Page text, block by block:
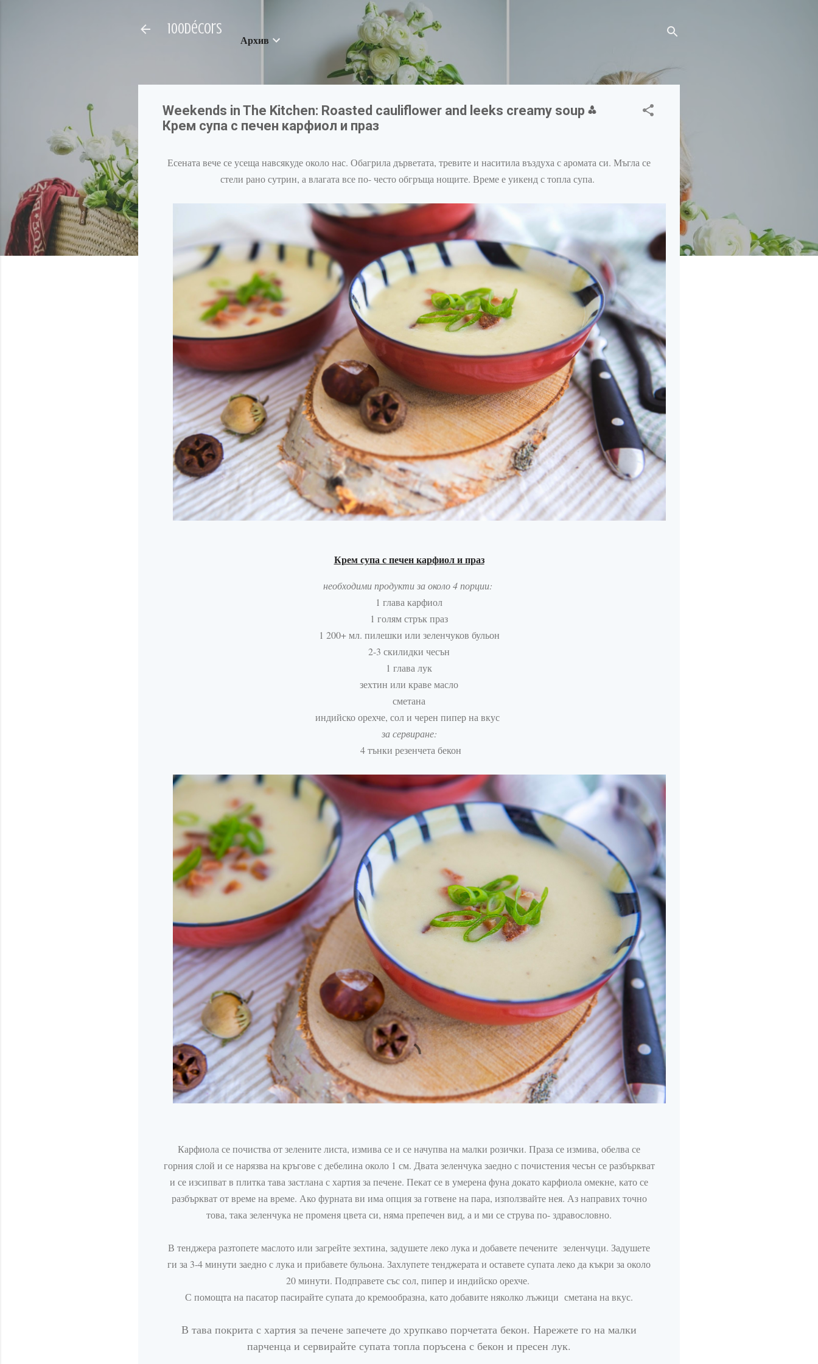
Пропускане към основното съдържание
100décors
Архив
Weekends in The Kitchen: Roasted cauliflower and leeks creamy soup ⁂
Крем супа с печен карфиол и праз
Есената вече се усеща навсякуде около нас. Обагрила дърветата, тревите и наситила въздуха с аромата си. Мъгла се
стели рано сутрин, а влагата все по- често обгръща нощите. Време е уикенд с топла супа.
Крем супа с печен карфиол и праз
необходими продукти за около 4 порции:
1 глава карфиол
1 голям стрък праз
1 200+мл. пилешки или зеленчуков бульон
2-3 скилидки чесън
1 глава лук
зехтин или краве масло
сметана
индийско орехче, сол и черен пипер на вкус
за сервиране:
4 тънки резенчета бекон
Карфиола се почиства от зелените листа, измива се и се начупва на малки розички. Праза се измива, обелва се
горния слой и се нарязва на кръгове с дебелина около 1 см. Двата зеленчука заедно с почистения чесън се разбъркват
и се изсипват в плитка тава застлана с хартия за печене. Пекат се в умерена фуна докато карфиола омекне, като се
разбъркват от време на време. Ако фурната ви има опция за готвене на пара, използвайте нея. Аз направих точно
това, така зеленчука не променя цвета си, няма препечен вид, а и ми се струва по- здравословно.
В тенджера разтопете маслото или загрейте зехтина, задушете леко лука и добавете печените зеленчуци. Задушете
ги за 3-4минути заедно с лука и прибавете бульона. Захлупете тенджерата и оставете супата леко да къкри за около
20минути. Подправете със сол, пипер и индийско орехче.
С помощта на пасаторпасирайте супата докремообразна, като добавите няколко лъжици сметана на вкус.
В тава покрита с хартия за печене запечете до хрупкаво порчетата бекон. Нарежете го на малки
парченца и сервирайте супата топла поръсена с бекон и пресен лук.